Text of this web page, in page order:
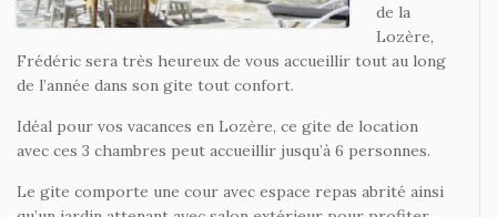
de la
Lozère,
Frédéric sera très heureux de vous accueillir tout au long
de l’année dans son gite tout confort.
Idéal pour vos vacances en Lozère, ce gite de location
avec ces 3 chambres peut accueillir jusqu’à 6 personnes.
Le gite comporte une cour avec espace repas abrité ainsi